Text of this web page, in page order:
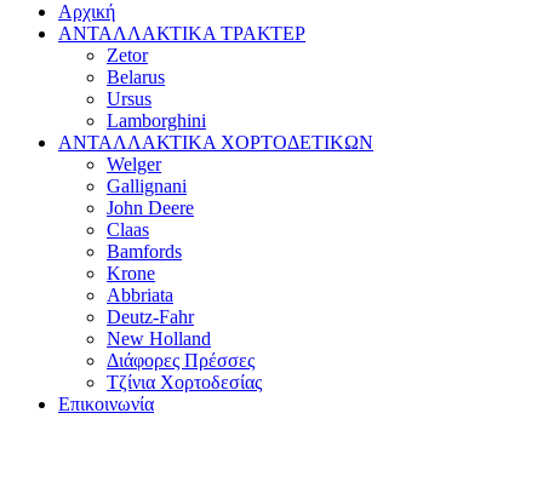
Αρχική
ΑΝΤΑΛΛΑΚΤΙΚΑ ΤΡΑΚΤΕΡ
Zetor
Belarus
Ursus
Lamborghini
ΑΝΤΑΛΛΑΚΤΙΚΑ ΧΟΡΤΟΔΕΤΙΚΩΝ
Welger
Gallignani
John Deere
Claas
Bamfords
Krone
Abbriata
Deutz-Fahr
New Holland
Διάφορες Πρέσσες
Τζίνια Χορτοδεσίας
Επικοινωνία